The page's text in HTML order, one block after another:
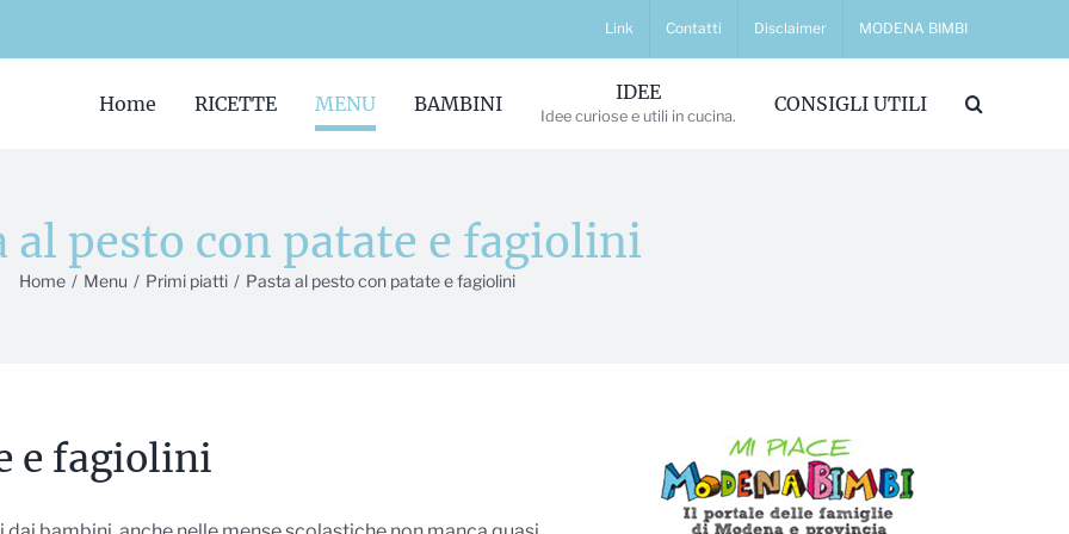
Link Contatti Disclaimer MODENA BIMBI
Home RICETTE MENU BAMBINI IDEE
Idee curiose e utili in cucina.
CONSIGLI UTILI
al pesto con patate e fagiolini
Home / Menu / Primi piatti / Pasta al pesto con patate e fagiolini
e fagiolini